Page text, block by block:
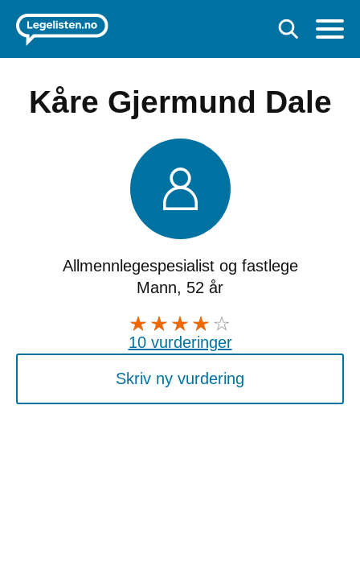
Kåre Gjermund Dale
Allmennlegespesialist og fastlege
Mann, 52 år
10 vurderinger
Skriv ny vurdering